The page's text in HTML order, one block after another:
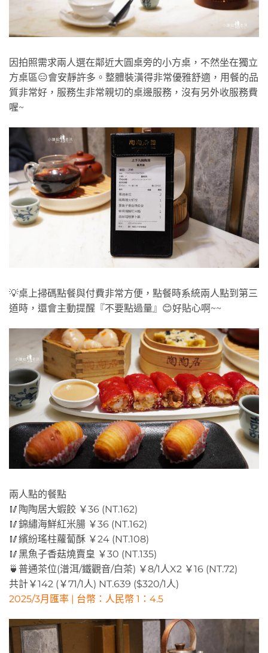
因拍照需求兩人選在鄰近大圓桌旁的小方桌，不然坐在獨立
方桌區😑會安靜許多。整體裝潢得非常優雅舒適，用餐的品
質非常好，服務生非常親切的桌邊服務，沒有另外收服務費
喔~
💡桌上掃碼點餐與付費非常方便，點餐時系統兩人點到第三
道時，還會主動提醒『不要點過量』😊好貼心啊~~
兩人點的餐點
🥢陶陶居大蝦餃 ￥36 (NT.162)
🥢錦繡海鮮紅米腸 ￥36 (NT.162)
🥢繽紛瑤柱蘿蔔酥 ￥24 (NT.108)
🥢黑魚子香菇燒賣皇 ￥30 (NT.135)
🍵普通茶位(潽洱/鐵觀音/白茶) ￥8/1人X2 ￥16 (NT.72)
共計￥142 (￥71/1人) NT.639 ($320/1人)
2025/3月匯率 | 台幣：人民幣 1：4.5